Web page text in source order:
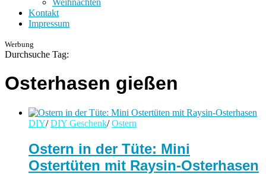
Kontakt
Impressum
Werbung
Durchsuche Tag:
Osterhasen gießen
DIY/ DIY Geschenk/ Ostern
Ostern in der Tüte: Mini
Ostertüten mit Raysin-Osterhasen